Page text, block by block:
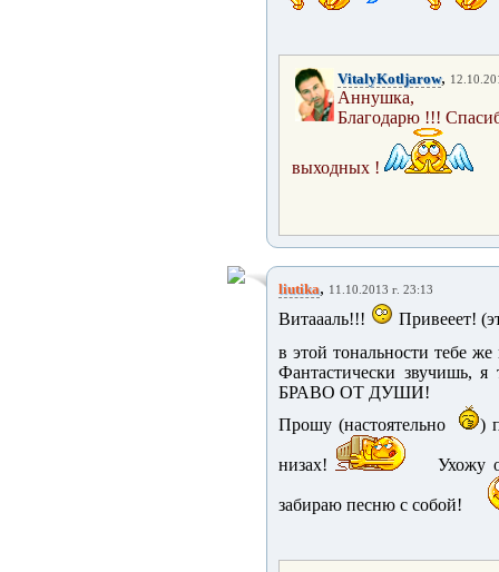
VitalyKotljarow,
Аннушка,
Благодарю !!!
выходных !
liutika, 11.10.2013 г. 23:13
Витаааль!!!
Привееет!
в этой тональности тебе
Фантастически
БРАВО ОТ ДУШИ!
Прошу (настоятельно
)
низах! Ухожу
забираю песню с собой!